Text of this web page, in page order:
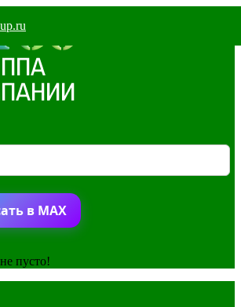
в MAX
пусто!